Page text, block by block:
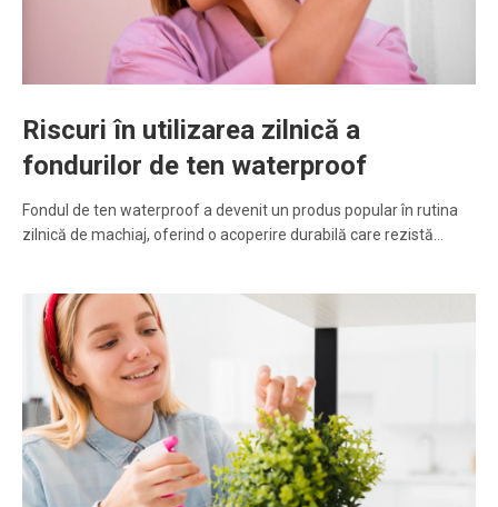
Riscuri în utilizarea zilnică a
fondurilor de ten waterproof
Fondul de ten waterproof a devenit un produs popular în rutina
zilnică de machiaj, oferind o acoperire durabilă care rezistă…